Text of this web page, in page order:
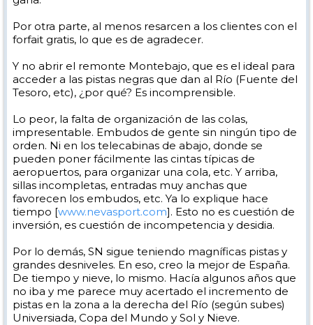
Por otra parte, al menos resarcen a los clientes con el
forfait gratis, lo que es de agradecer.
Y no abrir el remonte Montebajo, que es el ideal para
acceder a las pistas negras que dan al Río (Fuente del
Tesoro, etc), ¿por qué? Es incomprensible.
Lo peor, la falta de organización de las colas,
impresentable. Embudos de gente sin ningún tipo de
orden. Ni en los telecabinas de abajo, donde se
pueden poner fácilmente las cintas típicas de
aeropuertos, para organizar una cola, etc. Y arriba,
sillas incompletas, entradas muy anchas que
favorecen los embudos, etc. Ya lo explique hace
tiempo [www.nevasport.com]. Esto no es cuestión de
inversión, es cuestión de incompetencia y desidia.
Por lo demás, SN sigue teniendo magníficas pistas y
grandes desniveles. En eso, creo la mejor de España.
De tiempo y nieve, lo mismo. Hacía algunos años que
no iba y me parece muy acertado el incremento de
pistas en la zona a la derecha del Río (según subes)
Universiada, Copa del Mundo y Sol y Nieve.